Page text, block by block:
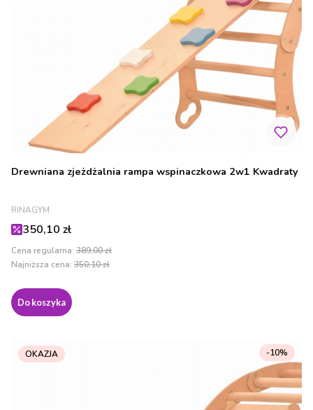
Drewniana zjeżdżalnia rampa wspinaczkowa 2w1 Kwadraty
PRODUCENT
RINAGYM
Cena promocyjna
350,10 zł
Cena regularna: 389,00 zł
Najniższa cena: 350,10 zł
Do koszyka
OKAZJA -10%